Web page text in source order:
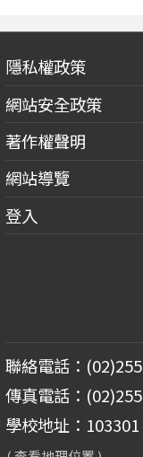
隱私權政策
網站安全政策
著作權聲明
網站導覽
登入
聯絡電話：
傳真電話：
學校地址：